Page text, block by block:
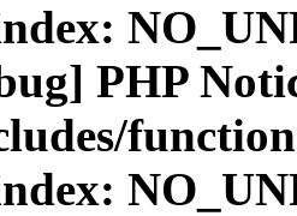
PHP